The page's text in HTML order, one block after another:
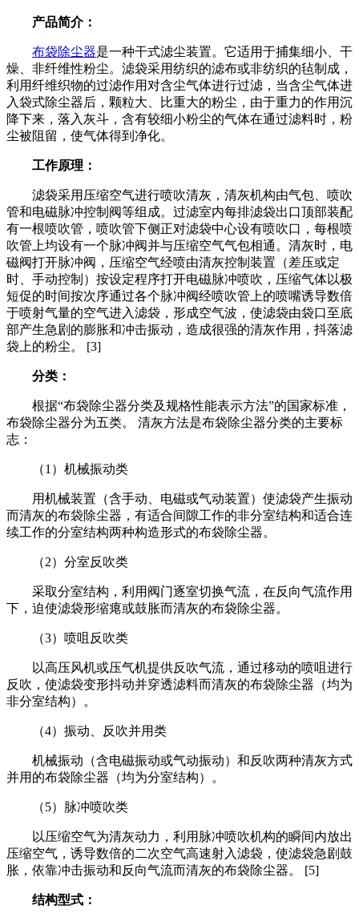
产品简介：
布袋除尘器是一种干式滤尘装置。它适用于捕集细小、干
燥、非纤维性粉尘。滤袋采用纺织的滤布或非纺织的毡制成，
利用纤维织物的过滤作用对含尘气体进行过滤，当含尘气体进
入袋式除尘器后，颗粒大、比重大的粉尘，由于重力的作用沉
降下来，落入灰斗，含有较细小粉尘的气体在通过滤料时，粉
尘被阻留，使气体得到净化。
工作原理：
滤袋采用压缩空气进行喷吹清灰，清灰机构由气包、喷吹
管和电磁脉冲控制阀等组成。过滤室内每排滤袋出口顶部装配
有一根喷吹管，喷吹管下侧正对滤袋中心设有喷吹口，每根喷
吹管上均设有一个脉冲阀并与压缩空气气包相通。清灰时，电
磁阀打开脉冲阀，压缩空气经喷由清灰控制装置（差压或定
时、手动控制）按设定程序打开电磁脉冲喷吹，压缩气体以极
短促的时间按次序通过各个脉冲阀经喷吹管上的喷嘴诱导数倍
于喷射气量的空气进入滤袋，形成空气波，使滤袋由袋口至底
部产生急剧的膨胀和冲击振动，造成很强的清灰作用，抖落滤
袋上的粉尘。 [3]
分类：
根据“布袋除尘器分类及规格性能表示方法”的国家标准，
布袋除尘器分为五类。 清灰方法是布袋除尘器分类的主要标
志：
（1）机械振动类
用机械装置（含手动、电磁或气动装置）使滤袋产生振动
而清灰的布袋除尘器，有适合间隙工作的非分室结构和适合连
续工作的分室结构两种构造形式的布袋除尘器。
（2）分室反吹类
采取分室结构，利用阀门逐室切换气流，在反向气流作用
下，迫使滤袋形缩瘪或鼓胀而清灰的布袋除尘器。
（3）喷咀反吹类
以高压风机或压气机提供反吹气流，通过移动的喷咀进行
反吹，使滤袋变形抖动并穿透滤料而清灰的布袋除尘器（均为
非分室结构）。
（4）振动、反吹并用类
机械振动（含电磁振动或气动振动）和反吹两种清灰方式
并用的布袋除尘器（均为分室结构）。
（5）脉冲喷吹类
以压缩空气为清灰动力，利用脉冲喷吹机构的瞬间内放出
压缩空气，诱导数倍的二次空气高速射入滤袋，使滤袋急剧鼓
胀，依靠冲击振动和反向气流而清灰的布袋除尘器。 [5]
结构型式：